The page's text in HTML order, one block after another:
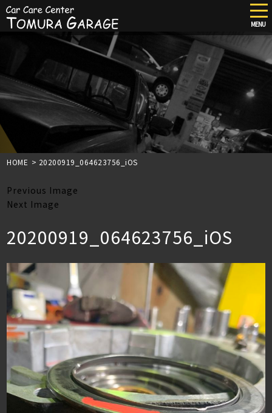
content
MENU
HOME > 20200919_064623756_iOS
Previous Image
Next Image
20200919_064623756_iOS